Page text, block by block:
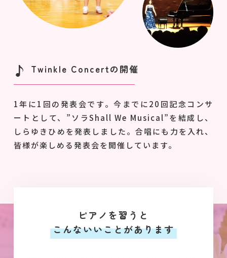
Twinkle Concertの開催
1年に1回の発表会です。今までに20回記念コンサ
ートとして、”ソラShall We Musical”を結成し、
しらゆきひめを発表しました。合唱にも力を入れ、
皆様が楽しめる発表会を開催しています。
ピアノを習うと
こんないいことがあります